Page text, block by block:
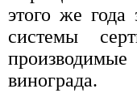
этого же года
системы
винограда.